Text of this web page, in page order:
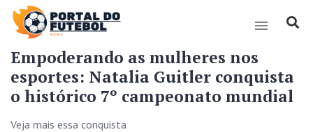
Empoderando as mulheres nos
esportes: Natalia Guitler conquista
o histórico 7º campeonato mundial
Veja mais essa conquista